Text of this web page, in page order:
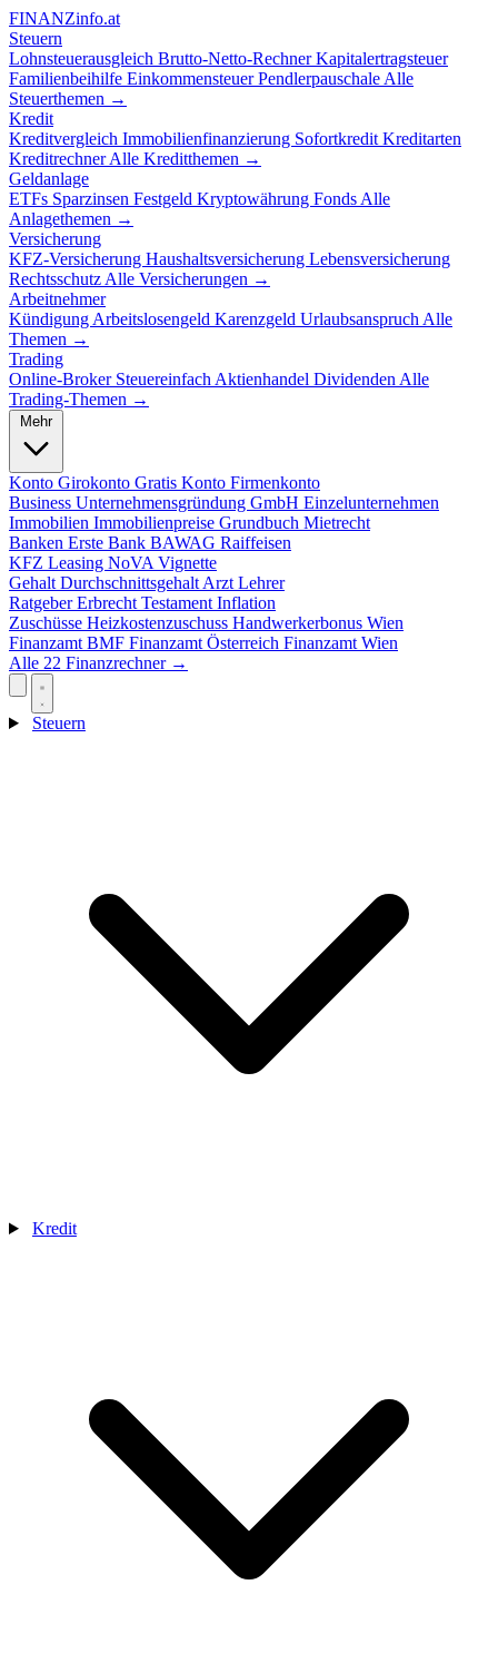
FINANZinfo.at
Steuern
Lohnsteuerausgleich Brutto-Netto-RechnerKapitalertragsteuer
Familienbeihilfe EinkommensteuerPendlerpauschale Alle
Steuerthemen →
Kredit
Kreditvergleich Immobilienfinanzierung Sofortkredit Kreditarten
KreditrechnerAlle Kreditthemen →
Geldanlage
ETFs Sparzinsen Festgeld Kryptowährung Fonds Alle
Anlagethemen →
Versicherung
KFZ-Versicherung Haushaltsversicherung Lebensversicherung
Rechtsschutz Alle Versicherungen →
Arbeitnehmer
Kündigung Arbeitslosengeld Karenzgeld Urlaubsanspruch Alle
Themen →
Trading
Online-Broker Steuereinfach Aktienhandel Dividenden Alle
Trading-Themen →
Mehr
Konto Girokonto Gratis Konto Firmenkonto
Business Unternehmensgründung GmbH Einzelunternehmen
Immobilien Immobilienpreise Grundbuch Mietrecht
Banken Erste Bank BAWAG Raiffeisen
KFZ Leasing NoVA Vignette
Gehalt Durchschnittsgehalt Arzt Lehrer
RatgeberErbrecht Testament Inflation
Zuschüsse Heizkostenzuschuss Handwerkerbonus Wien
Finanzamt BMF Finanzamt Österreich Finanzamt Wien
Alle 22 Finanzrechner →
Steuern
Kredit